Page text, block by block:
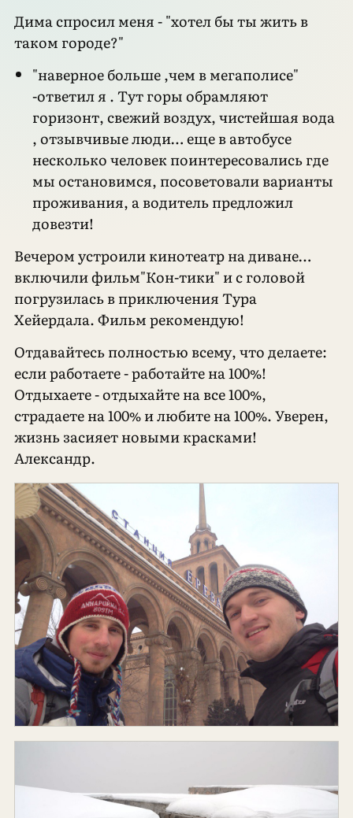
Дима спросил меня - "хотел бы ты жить в
таком городе?"
"наверное больше ,чем в мегаполисе"
-ответил я . Тут горы обрамляют
горизонт, свежий воздух, чистейшая вода
, отзывчивые люди… еще в автобусе
несколько человек поинтересовались где
мы остановимся, посоветовали варианты
проживания, а водитель предложил
довезти!
Вечером устроили кинотеатр на диване…
включили фильм"Кон-тики" и с головой
погрузилась в приключения Тура
Хейердала. Фильм рекомендую!
Отдавайтесь полностью всему, что делаете:
если работаете - работайте на 100%!
Отдыхаете - отдыхайте на все 100%,
страдаете на 100% и любите на 100%. Уверен,
жизнь засияет новыми красками!
Александр.